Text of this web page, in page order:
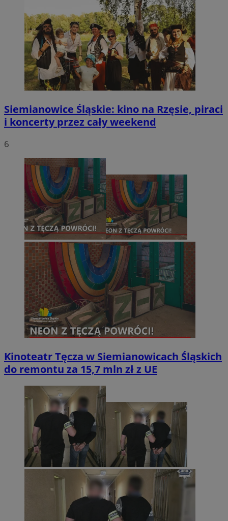
Siemianowice Śląskie: kino na Rzęsie, piraci
i koncerty przez cały weekend
6
Kinoteatr Tęcza w Siemianowicach Śląskich
do remontu za 15,7 mln zł z UE